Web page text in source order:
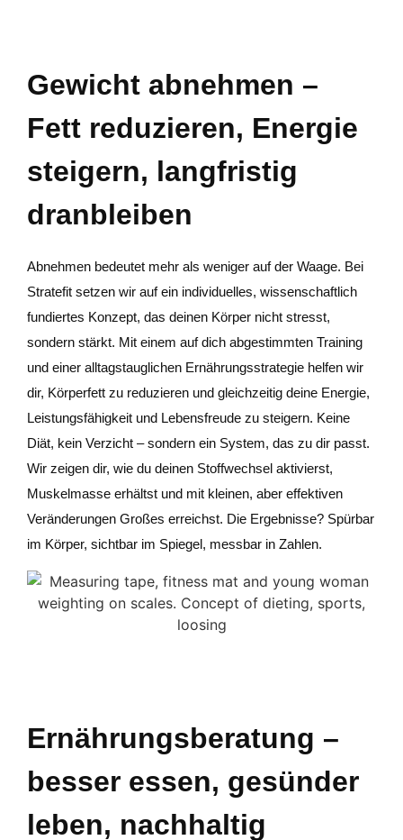
Gewicht abnehmen –
Fett reduzieren, Energie
steigern, langfristig
dranbleiben
Abnehmen bedeutet mehr als weniger auf der Waage. Bei
Stratefit setzen wir auf ein individuelles, wissenschaftlich
fundiertes Konzept, das deinen Körper nicht stresst,
sondern stärkt. Mit einem auf dich abgestimmten Training
und einer alltagstauglichen Ernährungsstrategie helfen wir
dir, Körperfett zu reduzieren und gleichzeitig deine Energie,
Leistungsfähigkeit und Lebensfreude zu steigern. Keine
Diät, kein Verzicht – sondern ein System, das zu dir passt.
Wir zeigen dir, wie du deinen Stoffwechsel aktivierst,
Muskelmasse erhältst und mit kleinen, aber effektiven
Veränderungen Großes erreichst. Die Ergebnisse? Spürbar
im Körper, sichtbar im Spiegel, messbar in Zahlen.
Ernährungsberatung –
besser essen, gesünder
leben, nachhaltig